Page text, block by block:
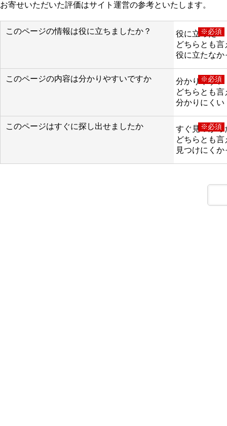
お寄せいただいた評価はサイト運営の参考といたします。
このページの情報は役に立ちましたか？ ※必須
役に立った
どちらとも言
役に立たなか
このページの内容は分かりやすいですか ※必須
分かりやすい
どちらとも言
分かりにくい
このページはすぐに探し出せましたか ※必須
すぐ見つかっ
どちらとも言
見つけにくか